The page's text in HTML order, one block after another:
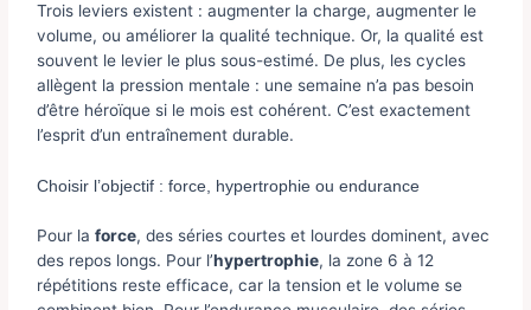
Trois leviers existent : augmenter la charge, augmenter le
volume, ou améliorer la qualité technique. Or, la qualité est
souvent le levier le plus sous-estimé. De plus, les cycles
allègent la pression mentale : une semaine n’a pas besoin
d’être héroïque si le mois est cohérent. C’est exactement
l’esprit d’un entraînement durable.
Choisir l’objectif : force, hypertrophie ou endurance
Pour laforce, des séries courtes et lourdes dominent, avec
des repos longs. Pour l’hypertrophie, la zone 6 à 12
répétitions reste efficace, car la tension et le volume se